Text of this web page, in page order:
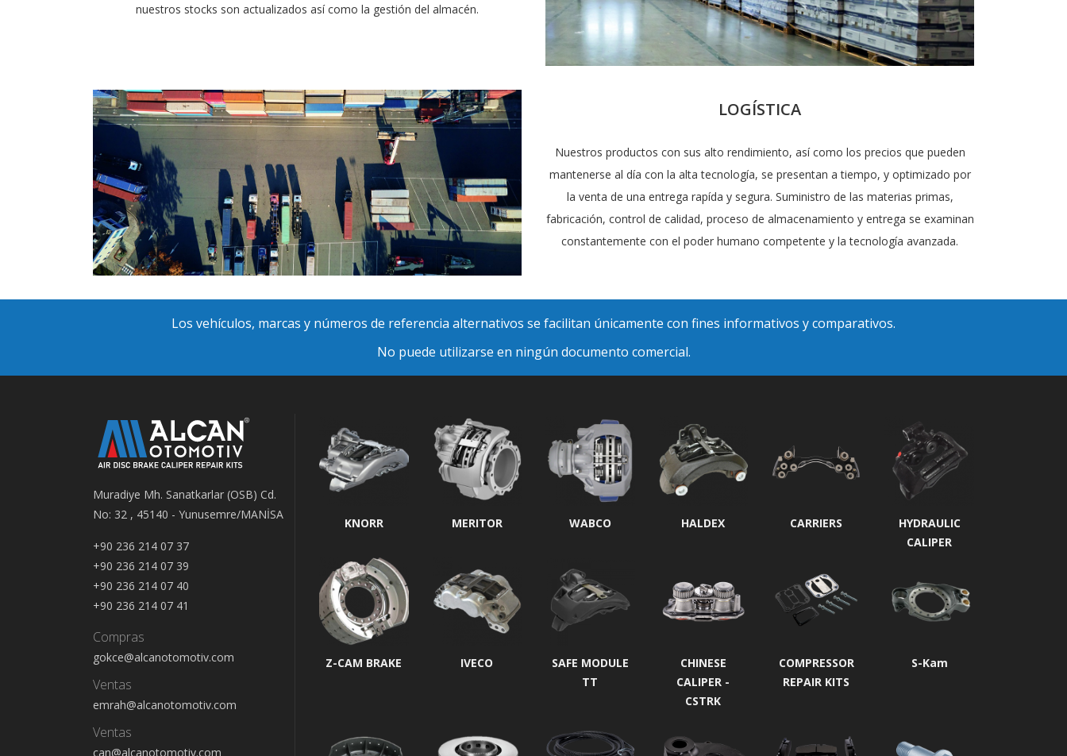
nuestros stocks son actualizados así como la gestión del almacén.
LOGÍSTICA
Nuestros productos con sus alto rendimiento, así como los precios que pueden
mantenerse al día con la alta tecnología, se presentan a tiempo, y optimizado por
la venta de una entrega rapída y segura. Suministro de las materias primas,
fabricación, control de calidad, proceso de almacenamiento y entrega se examinan
constantemente con el poder humano competente y la tecnología avanzada.
Los vehículos, marcas y números de referencia alternativos se facilitan únicamente con fines informativos y comparativos.
No puede utilizarse en ningún documento comercial.
Muradiye Mh. Sanatkarlar (OSB) Cd.
No: 32 , 45140 - Yunusemre/MANİSA
+90 236 214 07 37
+90 236 214 07 39
+90 236 214 07 40
+90 236 214 07 41
Compras
gokce@alcanotomotiv.com
Ventas
emrah@alcanotomotiv.com
Ventas
can@alcanotomotiv.com
KNORR MERITOR WABCO HALDEX CARRIERS
HYDRAULIC
CALIPER
Z-CAM BRAKE IVECO
SAFE MODULE
TT
CHINESE
CALIPER -
CSTRK
COMPRESSOR
REPAIR KITS
S-Kam